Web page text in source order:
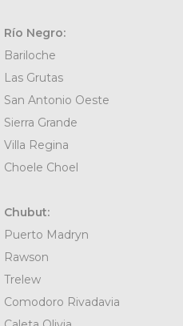
Río Negro:
Bariloche
Las Grutas
San Antonio Oeste
Sierra Grande
Villa Regina
Choele Choel
Chubut:
Puerto Madryn
Rawson
Trelew
Comodoro Rivadavia